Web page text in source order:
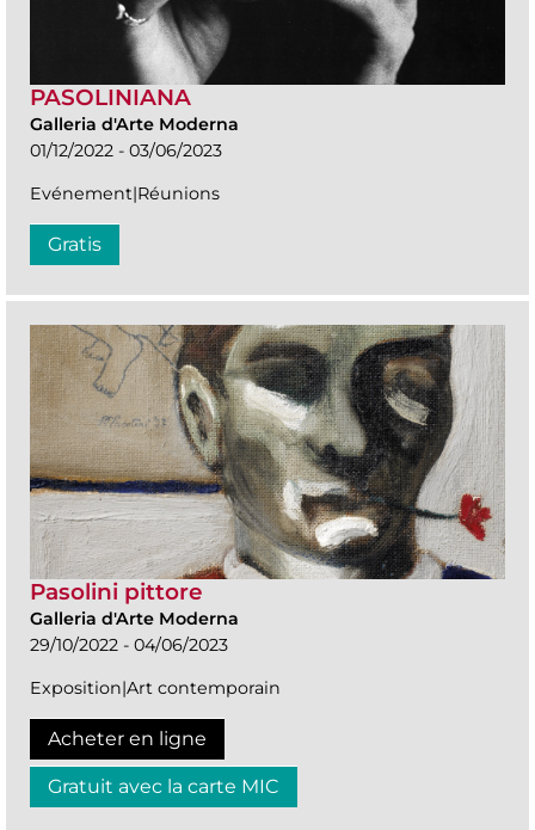
PASOLINIANA
Galleria d'Arte Moderna
01/12/2022 - 03/06/2023
Evénement|Réunions
Gratis
Pasolini pittore
Galleria d'Arte Moderna
29/10/2022 - 04/06/2023
Exposition|Art contemporain
Acheter en ligne
Gratuit avec la carte MIC